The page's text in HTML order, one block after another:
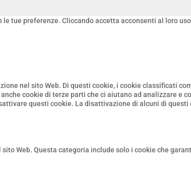
tue preferenze. Cliccando accetta acconsenti al loro
nel sito Web. Di questi cookie, i cookie classificati
cookie di terze parti che ci aiutano ad analizzare e
questi cookie. La disattivazione di alcuni di
Web. Questa categoria include solo i cookie che